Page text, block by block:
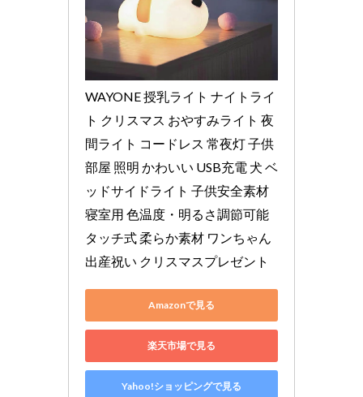
WAYONE 授乳ライト ナイトライ
ト クリスマス おやすみライト 夜
間ライト コードレス 常夜灯 子供
部屋 照明 かわいい USB充電 犬 ベ
ッドサイドライト 子供安全素材
寝室用 色温度・明るさ調節可能
タッチ式 柔らか素材 ワンちゃん
出産祝い クリスマスプレゼント
Amazonで見る
楽天市場で見る
Yahoo!ショッピングで見る